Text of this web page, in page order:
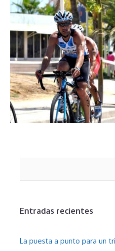
Entradas recientes
La puesta a punto para un